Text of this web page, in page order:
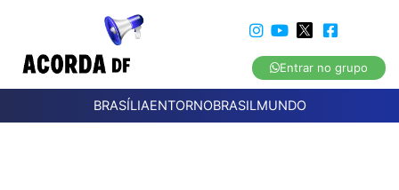
Entrar no grupo
BRASÍLIAENTORNOBRASILMUNDO